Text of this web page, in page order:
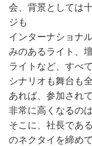
会、背景としては
ジも
インターナショナ
みのあるライト、
ライトなど、すべ
シナリオも舞台も
あれば、参加され
非常に高くなるの
そこに、社長であ
のネクタイを締めて